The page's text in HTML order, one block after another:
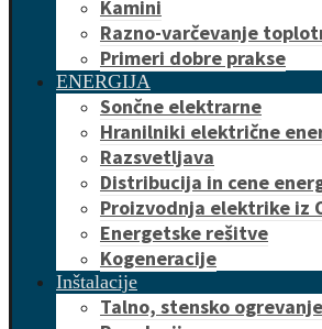
Kamini
Razno-varčevanje
Primeri dobre prakse
ENERGIJA
Sončne elektrarne
Hranilniki električne
Razsvetljava
Distribucija in cene
Proizvodnja elektrike iz
Energetske rešitve
Kogeneracije
Inštalacije
Talno, stensko ogrevanje